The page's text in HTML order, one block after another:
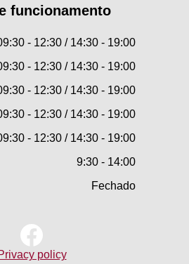
funcionamento
- 12:30 / 14:30 - 19:00
- 12:30 / 14:30 - 19:00
- 12:30 / 14:30 - 19:00
- 12:30 / 14:30 - 19:00
- 12:30 / 14:30 - 19:00
9:30 - 14:00
Fechado
policy